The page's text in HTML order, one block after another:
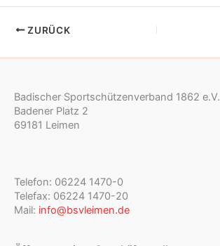
ZURÜCK
Badischer Sportschützenverband 1862 e.V.
Badener Platz 2
69181 Leimen
Telefon: 06224 1470-0
Telefax: 06224 1470-20
Mail: info@bsvleimen.de